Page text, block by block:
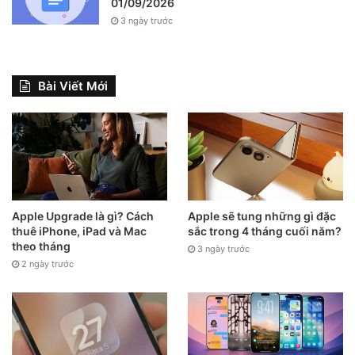
tình trạng này.
cáp Lightning và mở iTunes trên máy tính. Chọn iPhone
của bạn trong menu “Thiết bị” và điều hướng đến tab “Tóm
tắt”. Chọn “Khôi phục” và tạo bản sao lưu nếu bạn chưa tạo
3 ngày trước
Bài Viết Mới
Apple Upgrade là gì? Cách
thuê iPhone, iPad và Mac
theo tháng
2 ngày trước
Apple sẽ tung những gì đặc
sắc trong 4 tháng cuối năm?
3 ngày trước